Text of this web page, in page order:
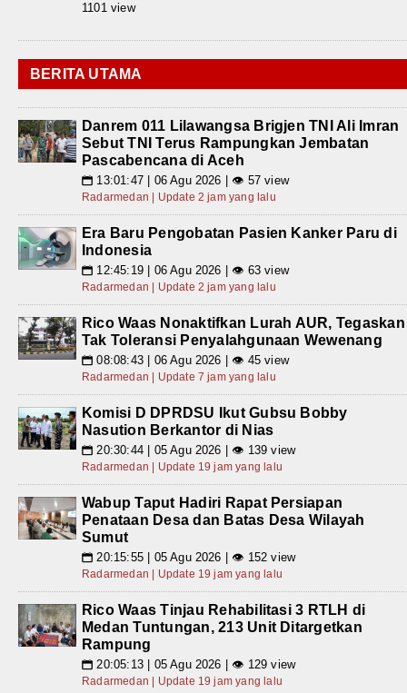
1101 view
BERITA UTAMA
Danrem 011 Lilawangsa Brigjen TNI Ali Imran
Sebut TNI Terus Rampungkan Jembatan
Pascabencana di Aceh
📅 13:01:47 | 06 Agu 2026 | 👁 57 view
Radarmedan | Update 2 jam yang lalu
Era Baru Pengobatan Pasien Kanker Paru di
Indonesia
📅 12:45:19 | 06 Agu 2026 | 👁 63 view
Radarmedan | Update 2 jam yang lalu
Rico Waas Nonaktifkan Lurah AUR, Tegaskan
Tak Toleransi Penyalahgunaan Wewenang
📅 08:08:43 | 06 Agu 2026 | 👁 45 view
Radarmedan | Update 7 jam yang lalu
Komisi D DPRDSU Ikut Gubsu Bobby
Nasution Berkantor di Nias
📅 20:30:44 | 05 Agu 2026 | 👁 139 view
Radarmedan | Update 19 jam yang lalu
Wabup Taput Hadiri Rapat Persiapan
Penataan Desa dan Batas Desa Wilayah
Sumut
📅 20:15:55 | 05 Agu 2026 | 👁 152 view
Radarmedan | Update 19 jam yang lalu
Rico Waas Tinjau Rehabilitasi 3 RTLH di
Medan Tuntungan, 213 Unit Ditargetkan
Rampung
📅 20:05:13 | 05 Agu 2026 | 👁 129 view
Radarmedan | Update 19 jam yang lalu